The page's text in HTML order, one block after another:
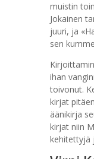
muistin
Jokainen
juuri, ja
sen
ihan
toivonut.
kirjat​
äänikirja
kirjat niin
kehitettyjä